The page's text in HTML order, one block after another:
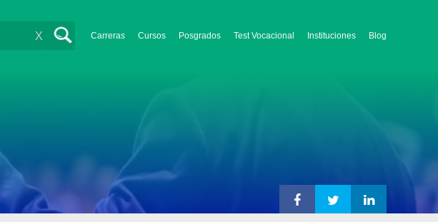
Carreras Cursos Posgrados Test Vocacional Instituciones Blog
X